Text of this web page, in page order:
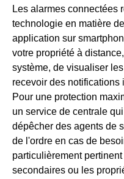
Les alarmes connectées
technologie en matière
application sur
votre propriété à
système, de visualiser
recevoir des notifications
Pour une protection
un service de centrale
dépêcher des agents de
de l'ordre en cas de
particulièrement
secondaires ou les